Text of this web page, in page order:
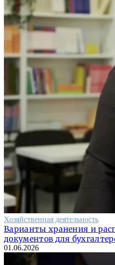
Хозяйственная деятельность
Варианты хранения и
документов для
01.06.2026